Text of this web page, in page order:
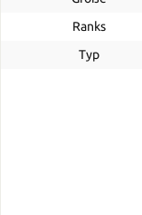
Ranks
Typ